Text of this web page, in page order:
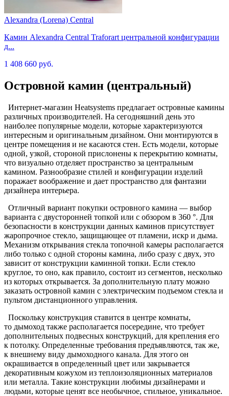
Alexandra (Lorena) Central
Камин Alexandra Central Traforart центральной конфигурации
д...
1 408 660 руб.
Островной камин (центральный)
Интернет-магазин Heatsystems предлагает островные камины
различных производителей. На сегодняшний день это
наиболее популярные модели, которые характеризуются
интересным и оригинальным дизайном. Они монтируются в
центре помещения и не касаются стен. Есть модели, которые
одной, узкой, стороной прислонены к перекрытию комнаты,
что визуально отделяет пространство за центральным
камином. Разнообразие стилей и конфигурации изделий
поражает воображение и дает пространство для фантазии
дизайнера интерьера.
Отличный вариант покупки островного камина — выбор
варианта с двусторонней топкой или с обзором в 360 °. Для
безопасности в конструкции данных каминов присутствует
жаропрочное стекло, защищающее от пламени, искр и дыма.
Механизм открывания стекла топочной камеры располагается
либо только с одной стороны камина, либо сразу с двух, это
зависит от конструкции каминной топки. Если стекло
круглое, то оно, как правило, состоит из сегментов, несколько
из которых открывается. За дополнительную плату можно
заказать островной камин с электрическим подъемом стекла и
пультом дистанционного управления.
Поскольку конструкция ставится в центре комнаты,
то дымоход также располагается посередине, что требует
дополнительных подвесных конструкций, для крепления его
к потолку. Определенные требования предъявляются, так же,
к внешнему виду дымоходного канала. Для этого он
окрашивается в определенный цвет или закрывается
декоративным кожухом из теплоизоляционных материалов
или металла. Такие конструкции любимы дизайнерами и
людьми, которые ценят все необычное, стильное, уникальное.